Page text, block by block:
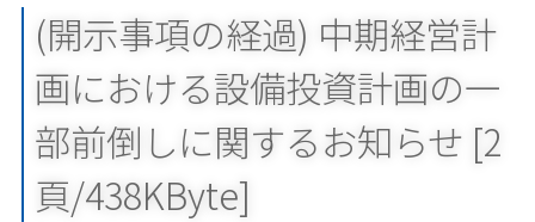
(開示事項の経過) 中期経営計
画における設備投資計画の一
部前倒しに関するお知らせ [2
頁/438KByte]